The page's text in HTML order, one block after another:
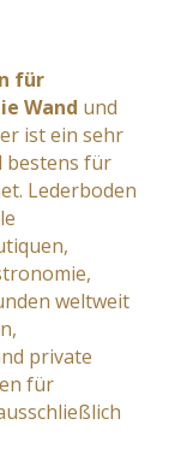
für
Wand und
ist ein sehr
bestens für
Lederboden
weltweit
private
für